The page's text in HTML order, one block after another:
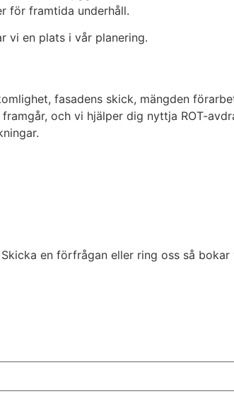
för framtida underhåll.
vi en plats i vår planering.
fasadens skick, mängden
och vi hjälper dig nyttja ROT-
en förfrågan eller ring oss så